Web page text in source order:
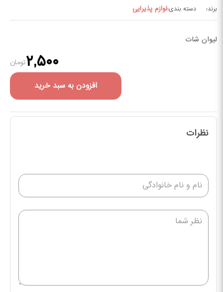
برند: دسته بندی:لوازم پذیرایی
لیوان شات
۲,۵۰۰تومان
افزودن به سبد خرید
نظرات